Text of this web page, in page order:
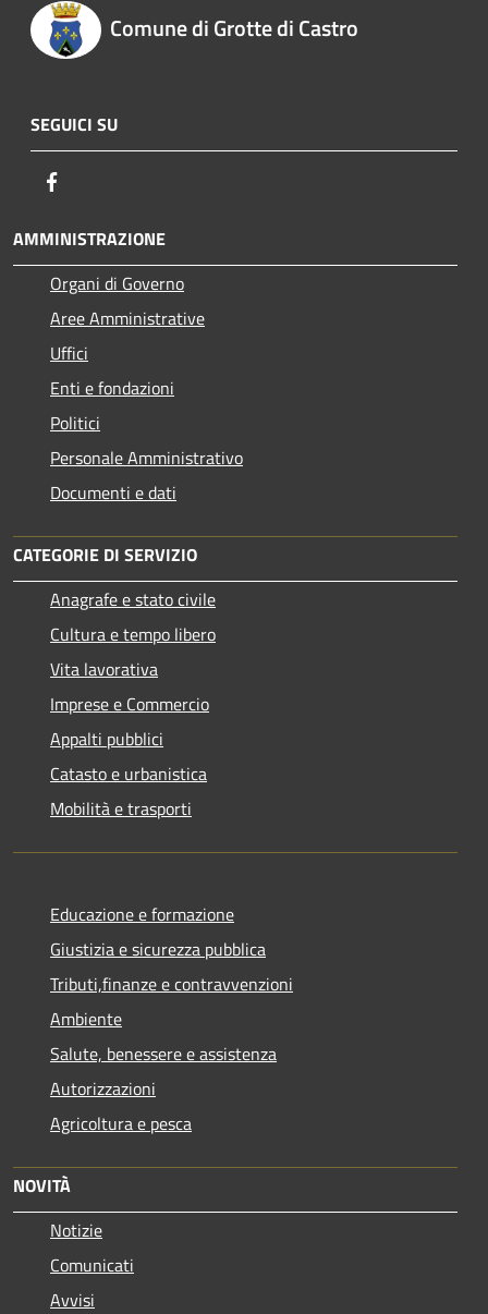
Comune di Grotte di Castro
SEGUICI SU
AMMINISTRAZIONE
Organi di Governo
Aree Amministrative
Uffici
Enti e fondazioni
Politici
Personale Amministrativo
Documenti e dati
CATEGORIE DI SERVIZIO
Anagrafe e stato civile
Cultura e tempo libero
Vita lavorativa
Imprese e Commercio
Appalti pubblici
Catasto e urbanistica
Mobilità e trasporti
Educazione e formazione
Giustizia e sicurezza pubblica
Tributi,finanze e contravvenzioni
Ambiente
Salute, benessere e assistenza
Autorizzazioni
Agricoltura e pesca
NOVITÀ
Notizie
Comunicati
Avvisi